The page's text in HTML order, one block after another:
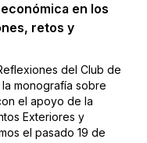
en los
retos y
del Club de
monografía sobre
el apoyo de la
Exteriores y
el pasado 19 de